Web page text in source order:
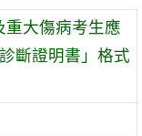
重大傷病考生應
斷證明書」格式